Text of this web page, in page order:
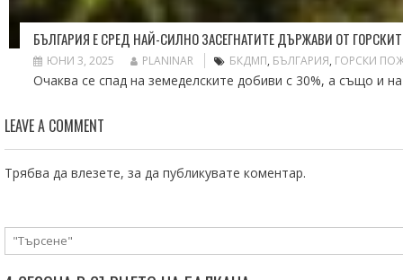
БЪЛГАРИЯ Е СРЕД НАЙ-СИЛНО ЗАСЕГНАТИТЕ ДЪРЖАВИ ОТ
ЮНИ 3, 2025 PLANINAR БКДМП, БЪЛГАРИЯ, ГОРСКИ
Очаква се спад на земеделските добиви с 30%, а също и
LEAVE A COMMENT
Трябва да влезете, за да публикувате коментар.